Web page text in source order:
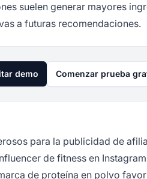
suelen generar mayores
a futuras recomendaciones.
demo Comenzar prueba
para la publicidad de
de fitness en
de proteína en polvo